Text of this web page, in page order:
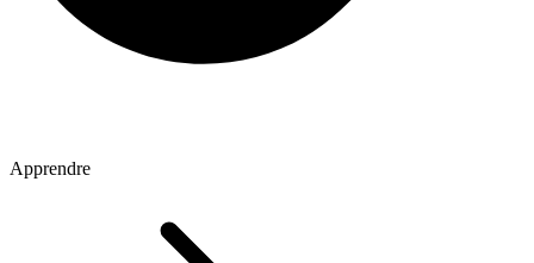
Apprendre